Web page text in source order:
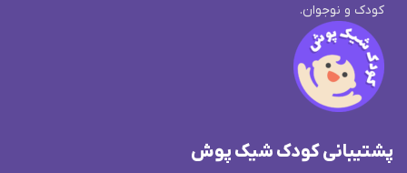
کودک و نوجوان.
پشتیبانی کودک شیک پوش